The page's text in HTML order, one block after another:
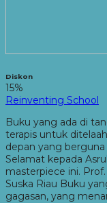
Diskon
15%
Reinventing School
Buku yang ada di
terapis untuk
depan yang
Selamat kepada
masterpiece ini.
Suska Riau Buku
gagasan, yang